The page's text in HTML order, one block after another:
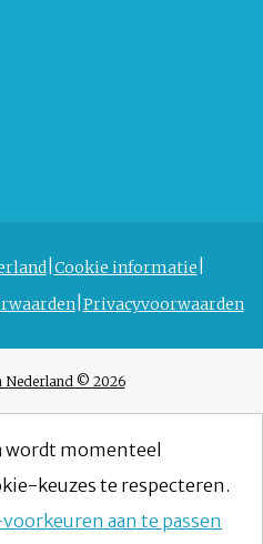
Cookie informatie
Privacyvoorwaarden
Nederland © 2026
wordt momenteel
keuzes te respecteren.
aan te passen